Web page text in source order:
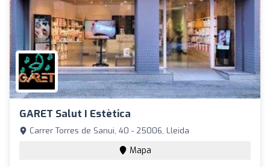
GARET Salut I Estètica
Carrer Torres de Sanui, 40 - 25006, Lleida
Mapa